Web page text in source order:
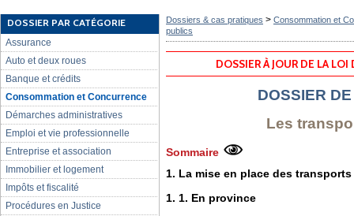
DOSSIER PAR CATÉGORIE
Assurance
Auto et deux roues
Banque et crédits
Consommation et Concurrence
Démarches administratives
Emploi et vie professionnelle
Entreprise et association
Immobilier et logement
Impôts et fiscalité
Procédures en Justice
Dossiers & cas pratiques > Consommation et
publics
DOSSIER À JOUR DE LA
DOSSIER
Les
Sommaire
1. La mise en place des
1. 1. En province